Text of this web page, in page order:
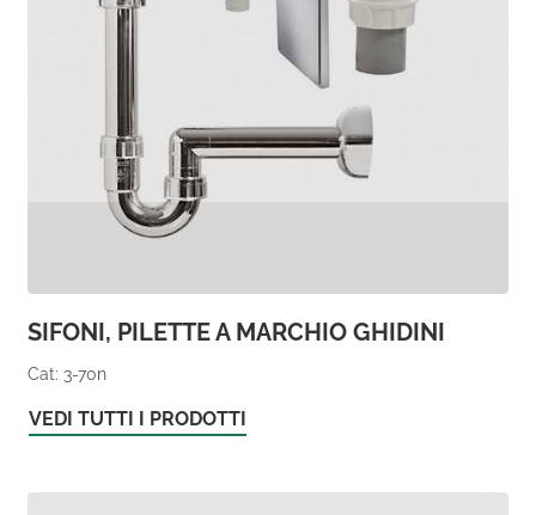
SIFONI, PILETTE A MARCHIO GHIDINI
Cat: 3-70n
VEDI TUTTI I PRODOTTI